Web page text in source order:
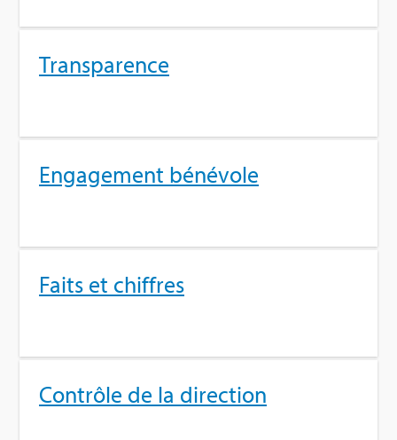
Trans­pa­rence
Enga­ge­ment béné­vole
Faits et chiffres
Contrôle de la direc­tion